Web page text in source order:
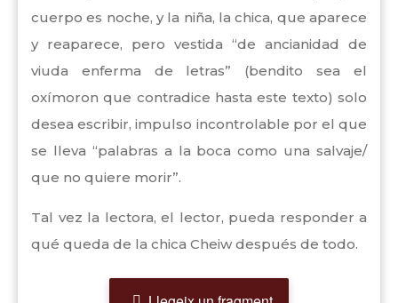
cuerpo es noche, y la niña, la chica, que aparece
y reaparece, pero vestida “de ancianidad de
viuda enferma de letras” (bendito sea el
oxímoron que contradice hasta este texto) solo
desea escribir, impulso incontrolable por el que
se lleva “palabras a la boca como una salvaje/
que no quiere morir”.
Tal vez la lectora, el lector, pueda responder a
qué queda de la chica Cheiw después de todo.